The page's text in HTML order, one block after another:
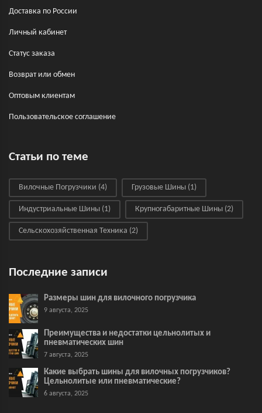
Доставка по России
Личный кабинет
Статус заказа
Возврат или обмен
Оптовым клиентам
Пользовательское соглашение
Статьи по теме
Вилочные Погрузчики (4) Грузовые Шины (1)
Индустриальные Шины (1) Крупногабаритные Шины (2)
Сельскохозяйственная Техника (2)
Последние записи
Размеры шин для вилочного погрузчика
9 августа, 2025
Преимущества и недостатки цельнолитых и
пневматических шин
7 августа, 2025
Какие выбрать шины для вилочных погрузчиков?
Цельнолитые или пневматические?
6 августа, 2025